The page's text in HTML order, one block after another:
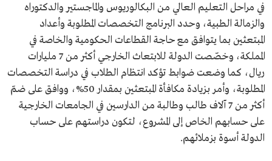
في مراحل التعليم العالي من البكالوريوس والماجستير والدكتوراه
والزمالة الطبية، وحدد البرنامج التخصصات المطلوبة وأعداد
المبتعثين بما يتوافق مع حاجة القطاعات الحكومية والخاصة في
المملكة، وخصّصت الدولة للابتعاث الخارجي أكثر من 7 مليارات
ريال، كما وضعت ضوابط تؤكد انتظام الطلاب في دراسة التخصصات
المطلوبة، وأمر بزيادة مكافأة المبتعثين بمقدار 50%، ووافق على ضمّ
أكثر من 7 آلاف طالب وطالبة من الدارسين في الجامعات الخارجية
على حسابهم الخاص إلى المشروع، لتكون دراستهم على حساب
الدولة أسوة بزملائهم.